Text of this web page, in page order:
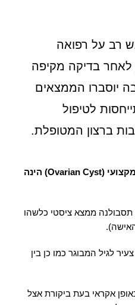
רב על רפואה
לאחר בדיקה מקיפה
יוסברו הממצאים
לטיפול
ברצון המטופלת.
ציסטה שחלתית או בשמה המקצועי (Ovarian Cyst) הינה
10-15% מהנשים תסבולנה ממצא ציסטי כלשהו
לגיל המבוגר כמו כן בין
אקראי בעת ביקורת אצל